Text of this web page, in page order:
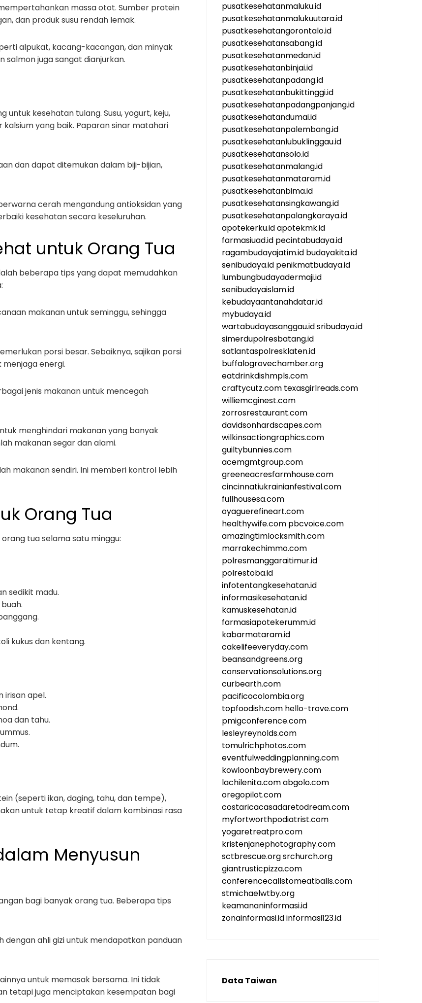
massa otot. Sumber protein
dan produk susu rendah lemak.
alpukat, kacang-kacangan, dan minyak
salmon juga sangat dianjurkan.
untuk kesehatan tulang. Susu, yogurt, keju,
yang baik. Paparan sinar matahari
dan dapat ditemukan dalam biji-bijian,
cerah mengandung antioksidan yang
kesehatan secara keseluruhan.
untuk Orang Tua
beberapa tips yang dapat memudahkan
makanan untuk seminggu, sehingga
porsi besar. Sebaiknya, sajikan porsi
energi.
jenis makanan untuk mencegah
menghindari makanan yang banyak
makanan segar dan alami.
makanan sendiri. Ini memberi kontrol lebih
Orang Tua
tua selama satu minggu:
sedikit madu.
kukus dan kentang.
irisan apel.
dan tahu.
(seperti ikan, daging, tahu, dan tempe),
untuk tetap kreatif dalam kombinasi rasa
Menyusun
bagi banyak orang tua. Beberapa tips
dengan ahli gizi untuk mendapatkan panduan
untuk memasak bersama. Ini tidak
tetapi juga menciptakan kesempatan bagi
pusatkesehatanmaluku.id
pusatkesehatanmalukuutara.id
pusatkesehatangorontalo.id
pusatkesehatansabang.id
pusatkesehatanmedan.id
pusatkesehatanbinjai.id
pusatkesehatanpadang.id
pusatkesehatanbukittinggi.id
pusatkesehatanpadangpanjang.id
pusatkesehatandumai.id
pusatkesehatanpalembang.id
pusatkesehatanlubuklinggau.id
pusatkesehatansolo.id
pusatkesehatanmalang.id
pusatkesehatanmataram.id
pusatkesehatanbima.id
pusatkesehatansingkawang.id
pusatkesehatanpalangkaraya.id
apotekerku.idapotekmk.id
farmasiuad.id pecintabudaya.id
ragambudayajatim.id budayakita.id
senibudaya.id penikmatbudaya.id
lumbungbudayadermaji.id
senibudayaislam.id
kebudayaantanahdatar.id
mybudaya.id
wartabudayasanggau.idsribudaya.id
simerdupolresbatang.id
satlantaspolresklaten.id
buffalogrovechamber.org
eatdrinkdishmpls.com
craftycutz.com texasgirlreads.com
williemcginest.com
zorrosrestaurant.com
davidsonhardscapes.com
wilkinsactiongraphics.com
guiltybunnies.com
acemgmtgroup.com
greeneacresfarmhouse.com
cincinnatiukrainianfestival.com
fullhousesa.com
oyaguerefineart.com
healthywife.com pbcvoice.com
amazingtimlocksmith.com
marrakechimmo.com
polresmanggaraitimur.id
polrestoba.id
infotentangkesehatan.id
informasikesehatan.id
kamuskesehatan.id
farmasiapotekerumm.id
kabarmataram.id
cakelifeeveryday.com
beansandgreens.org
conservationsolutions.org
curbearth.com
pacificocolombia.org
topfoodish.com hello-trove.com
pmigconference.com
lesleyreynolds.com
tomulrichphotos.com
eventfulweddingplanning.com
kowloonbaybrewery.com
lachilenita.comabgolo.com
oregopilot.com
costaricacasadaretodream.com
myfortworthpodiatrist.com
yogaretreatpro.com
kristenjanephotography.com
sctbrescue.orgsrchurch.org
giantrusticpizza.com
conferencecallstomeatballs.com
stmichaelwtby.org
keamananinformasi.id
zonainformasi.idinformasi123.id
Data Taiwan